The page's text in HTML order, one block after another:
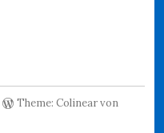
Theme: Colinear von